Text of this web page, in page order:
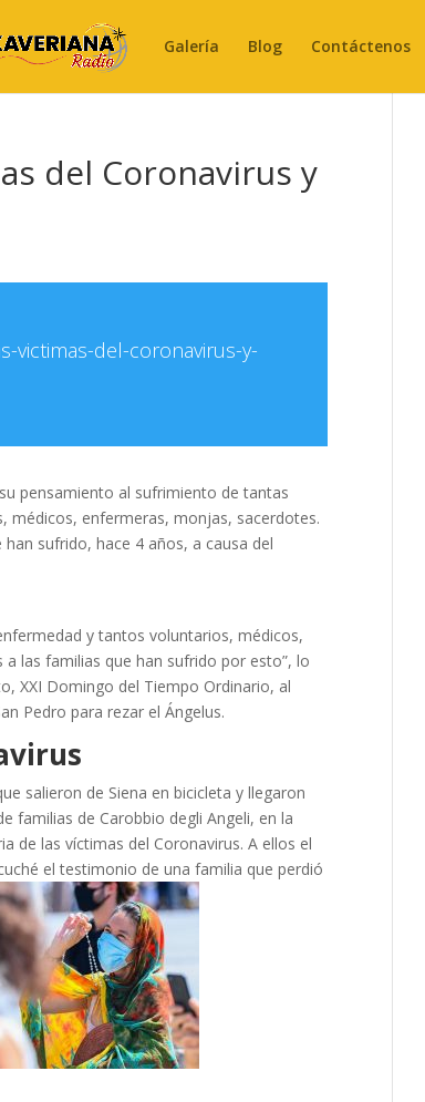
Galería Blog Contáctenos
del Coronavirus y
victimas-del-coronavirus-y-
pensamiento al sufrimiento de tantas
médicos, enfermeras, monjas, sacerdotes.
sufrido, hace 4 años, a causa del
y tantos voluntarios, médicos,
las familias que han sufrido por esto”, lo
XXI Domingo del Tiempo Ordinario, al
Pedro para rezar el Ángelus.
salieron de Siena en bicicleta y llegaron
familias de Carobbio degli Angeli, en la
de las víctimas del Coronavirus. A ellos el
el testimonio de una familia que perdió